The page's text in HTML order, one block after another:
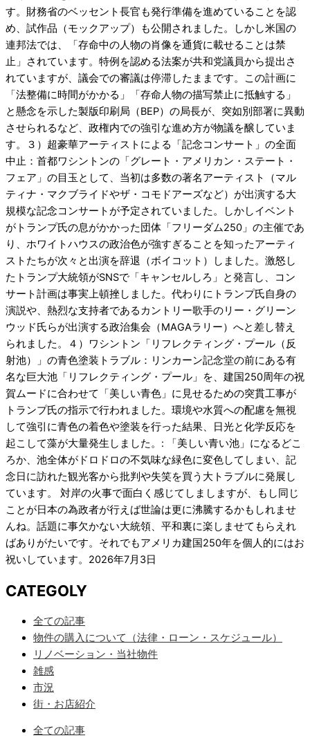
す。財務省のベッセント長官も発行準備を進めていることを認
め、試作品（モックアップ）も公開されました。しかし米国の
連邦法では、「存命中の人物の肖像を通貨に載せることは禁
止」
されています。特例を認める法案が共和党議員から提出さ
れていますが、議会での審議は停滞したままです。この計画に
「法整備に時間がかかる」「存命人物の描写禁止に抵触する」
と懸念を示した製版印刷局（BEP）の局長が、突如別部署に異動
させられるなど、政権内での強引な進め方が物議を醸していま
す。３）超豪華アーティストによる「記念コンサート」の全面
中止：首都ワシントンの「グレート・アメリカン・ステート・
フェア」の目玉として、当初は多数の著名アーティスト（マル
ティナ・マクブライドやザ・コモドアーズなど）が出演する大
規模な記念コンサートが予定されていました。しかしイベント
がトランプ氏の息がかかった団体「フリーダム250」の主催であ
り、ホワイトハウスの政治色が強すぎることを知ったアーティ
ストたちが次々と出演を辞退（ボイコット）しました。激怒し
たトランプ大統領がSNSで「キャンセルしろ」と発言し、コン
サート計画は事実上頓挫しました。代わりにトランプ氏自身の
演説や、熱烈な支持者であるカントリー歌手のリー・グリーン
ウッド氏らが出演する政治集会（MAGAラリー）へと差し替え
られました。４）ワシントン「リフレクティング・プール（反
射池）」の青色塗装トラブル：リンカーン記念堂の前にある有
名な巨大池「リフレクティング・プール」を、建国250周年の祝
賀ムードに合わせて「美しい青色」に見せるための突貫工事が
トランプ氏の指示で行われました。環境や水質への配慮を無視
して強引に青色の着色や塗装を行った結果、日光と化学反応を
起こして藻が大量発生 しました。 : 「美しい青い池」になるどこ
ろか、池全体がドロドロの不気味な緑色に変色してしまい、記
念日に訪れた観光客から批判や失笑を買う大トラブルに発展し
ています。
対岸の火事で面白く感じてしましますが、もし同じ
ことが日本の為政者が行えば世論は更に沸騰するかもしれませ
んね。話題に事欠かない大統領、平和裏に楽しませてもらえれ
ばありがたいです。それでもアメリカ建国250年を個人的にはお
祝いしています。2026年7月3日
CATEGOLY
全ての記事
物件の購入について（法律・ローン・スケジュール）
リノベーション・当社物件
雑感
市況
街・お店紹介
全ての記事